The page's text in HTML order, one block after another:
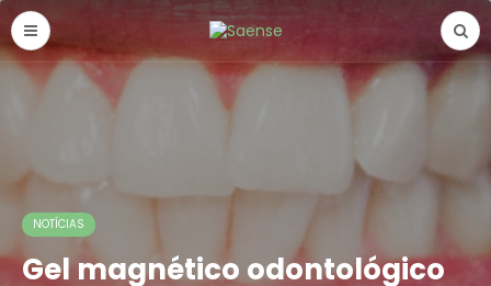
NOTÍCIAS
Gel magnético odontológico